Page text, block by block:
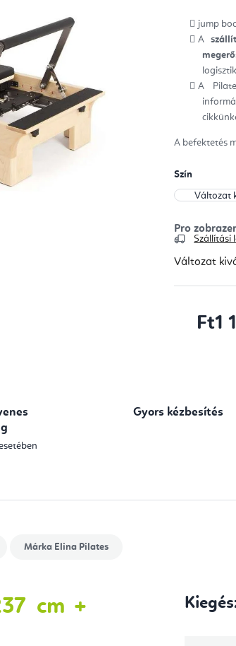
jump
A
A
A befektetés
Szín
Szállítási
Változat
Ft1
Gyors kézbesítés
Márka Elina Pilates
cm +